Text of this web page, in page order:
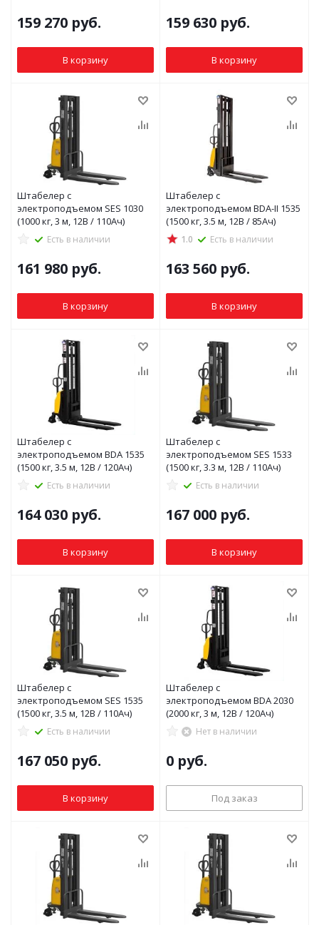
159 270 руб.
В корзину
159 630 руб.
В корзину
Штабелер с
электроподъемом SES 1030
(1000 кг, 3 м, 12В / 110Ач)
Есть в наличии
161 980 руб.
В корзину
Штабелер с
электроподъемом BDA-II 1535
(1500 кг, 3.5 м, 12В / 85Ач)
1.0 Есть в наличии
163 560 руб.
В корзину
Штабелер с
электроподъемом BDA 1535
(1500 кг, 3.5 м, 12В / 120Ач)
Есть в наличии
164 030 руб.
В корзину
Штабелер с
электроподъемом SES 1533
(1500 кг, 3.3 м, 12В / 110Ач)
Есть в наличии
167 000 руб.
В корзину
Штабелер с
электроподъемом SES 1535
(1500 кг, 3.5 м, 12В / 110Ач)
Есть в наличии
167 050 руб.
В корзину
Штабелер с
электроподъемом BDA 2030
(2000 кг, 3 м, 12В / 120Ач)
Нет в наличии
0 руб.
Под заказ